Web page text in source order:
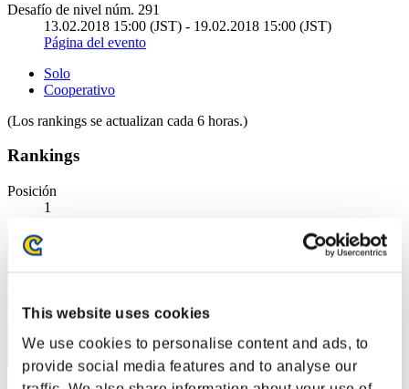
This website uses cookies
We use cookies to personalise content and ads, to
provide social media features and to analyse our
Desafío de nivel núm. 291
13.02.2018 15:00 (JST) - 19.02.2018 15:00 (JST)
Página del evento
Solo
Cooperativo
(Los rankings se actualizan cada 6 horas.)
Rankings
Posición
1